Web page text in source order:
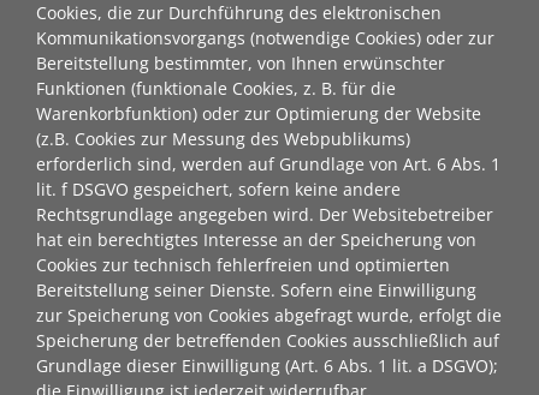
Cookies, die zur Durchführung des elektronischen
Kommunikationsvorgangs (notwendige Cookies) oder zur
Bereitstellung bestimmter, von Ihnen erwünschter
Funktionen (funktionale Cookies, z. B. für die
Warenkorbfunktion) oder zur Optimierung der Website
(z.B. Cookies zur Messung des Webpublikums)
erforderlich sind, werden auf Grundlage von Art. 6 Abs. 1
lit. f DSGVO gespeichert, sofern keine andere
Rechtsgrundlage angegeben wird. Der Websitebetreiber
hat ein berechtigtes Interesse an der Speicherung von
Cookies zur technisch fehlerfreien und optimierten
Bereitstellung seiner Dienste. Sofern eine Einwilligung
zur Speicherung von Cookies abgefragt wurde, erfolgt die
Speicherung der betreffenden Cookies ausschließlich auf
Grundlage dieser Einwilligung (Art. 6 Abs. 1 lit. a DSGVO);
die Einwilligung ist jederzeit widerrufbar.